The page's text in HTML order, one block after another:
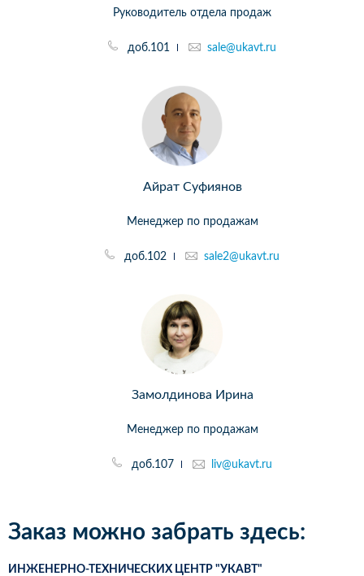
Руководитель отдела продаж
доб.101 sale@ukavt.ru
Айрат Суфиянов
Менеджер по продажам
доб.102 sale2@ukavt.ru
Замолдинова Ирина
Менеджер по продажам
доб.107 liv@ukavt.ru
Заказ можно забрать здесь:
ИНЖЕНЕРНО-ТЕХНИЧЕСКИХ ЦЕНТР "УКАВТ"